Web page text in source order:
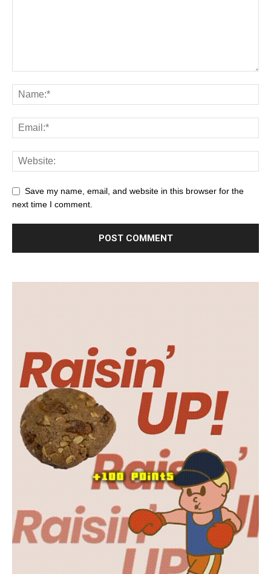
Save my name, email, and website in this browser for the
next time I comment.